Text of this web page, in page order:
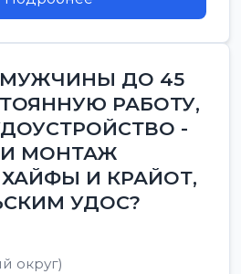
МУЖЧИНЫ ДО 45
РАБОТУ,
-
И МОНТАЖ
И КРАЙОТ,
УДОС?
округ)